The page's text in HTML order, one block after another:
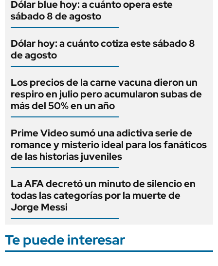
Dólar blue hoy: a cuánto opera este
sábado 8 de agosto
Dólar hoy: a cuánto cotiza este sábado 8
de agosto
Los precios de la carne vacuna dieron un
respiro en julio pero acumularon subas de
más del 50% en un año
Prime Video sumó una adictiva serie de
romance y misterio ideal para los fanáticos
de las historias juveniles
La AFA decretó un minuto de silencio en
todas las categorías por la muerte de
Jorge Messi
Te puede interesar